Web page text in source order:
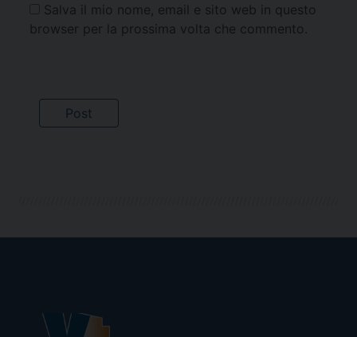
Salva il mio nome, email e sito web in questo
browser per la prossima volta che commento.